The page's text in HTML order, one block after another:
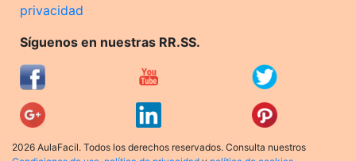
privacidad
Síguenos en nuestras RR.SS.
2026 AulaFacil. Todos los derechos reservados. Consulta nuestros